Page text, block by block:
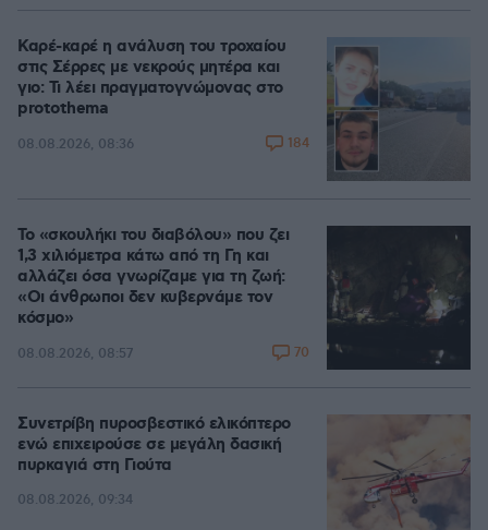
Καρέ-καρέ η ανάλυση του τροχαίου
στις Σέρρες με νεκρούς μητέρα και
γιο: Τι λέει πραγματογνώμονας στο
protothema
08.08.2026, 08:36 184
Το «σκουλήκι του διαβόλου» που ζει
1,3 χιλιόμετρα κάτω από τη Γη και
αλλάζει όσα γνωρίζαμε για τη ζωή:
«Οι άνθρωποι δεν κυβερνάμε τον
κόσμο»
08.08.2026, 08:57 70
Συνετρίβη πυροσβεστικό ελικόπτερο
ενώ επιχειρούσε σε μεγάλη δασική
πυρκαγιά στη Γιούτα
08.08.2026, 09:34